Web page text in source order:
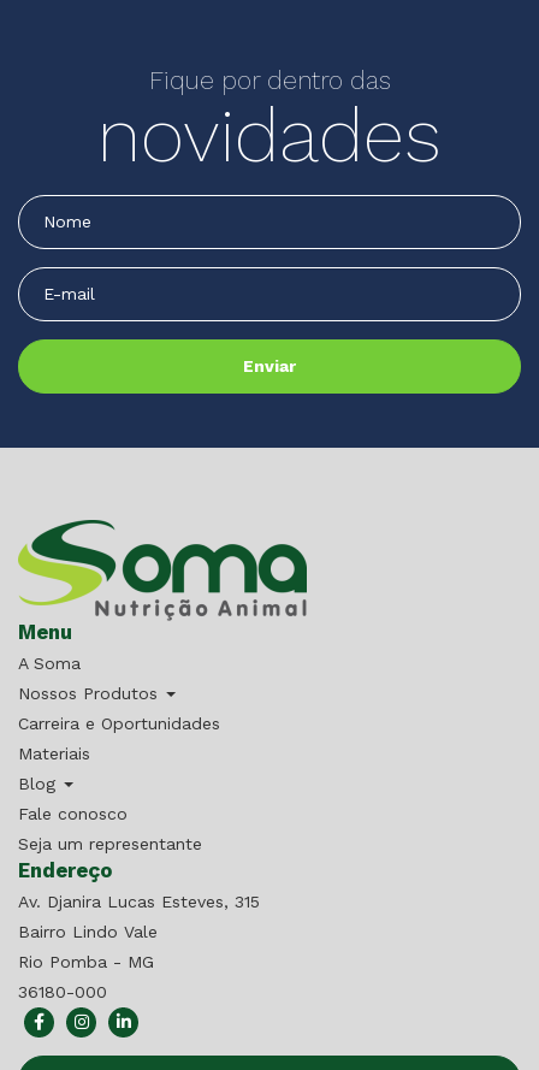
Fique por dentro das
novidades
Menu
A Soma
Nossos Produtos
Carreira e Oportunidades
Materiais
Blog
Fale conosco
Seja um representante
Endereço
Av. Djanira Lucas Esteves, 315
Bairro Lindo Vale
Rio Pomba - MG
36180-000